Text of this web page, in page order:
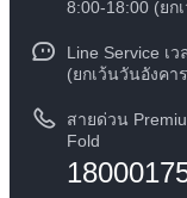
Y31 5G
สอบถามเกี่ยวกับราค
การตรวจยืนยันหมาย
คำแนะนำเกี่ยวกับบั
สมัครงานที่ vivo
ข้อกฏหมาย
เกี่ยวกับเรา
ศูนย์ความเป็นส่วนตัว
8:00-18:00 (ยก
Line Service เ
(ยกเว้นวันอังคา
สายด่วน
Fold